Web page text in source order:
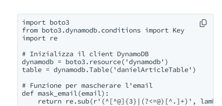
import boto3
from boto3.dynamodb.conditions import Key
import re
# Inizializza il client DynamoDB
dynamodb = boto3.resource('dynamodb')
table = dynamodb.Table('danielArticleTable')
# Funzione per mascherare l'email
def mask_email(email):
return re.sub(r'(^[^@]{3}|(?<=@)[^.]+)',